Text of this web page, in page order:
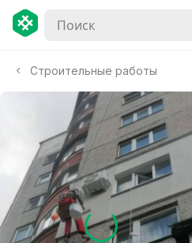
Строительные работы